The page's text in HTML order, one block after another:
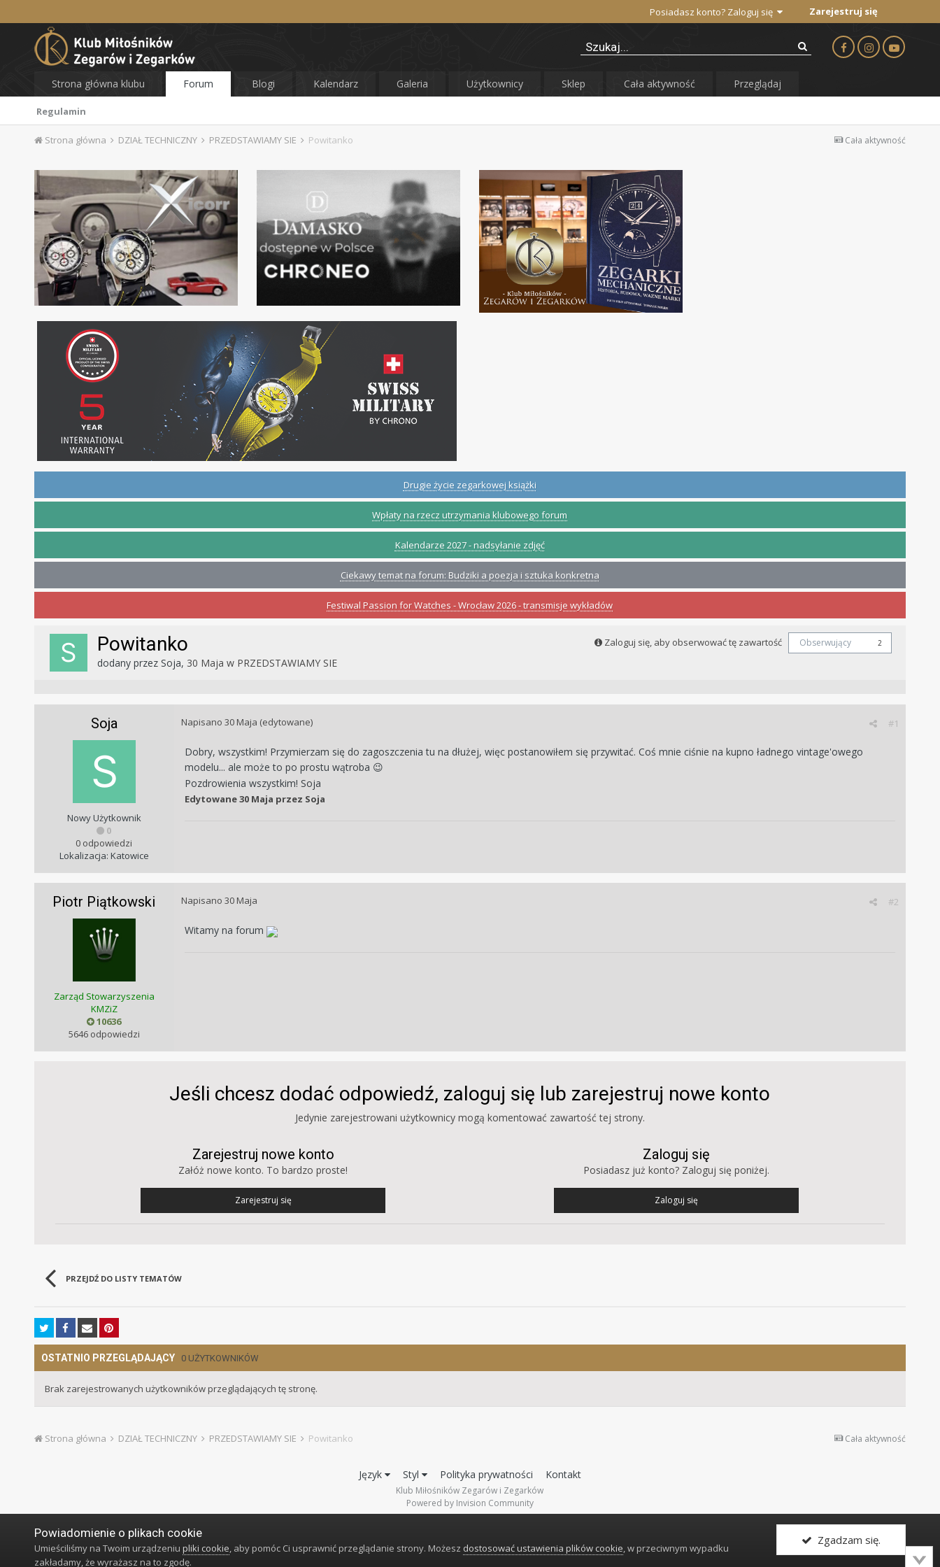
Posiadasz konto? Zaloguj się Zarejestruj się
Strona główna klubu Forum
Regulamin
Blogi Kalendarz Galeria Użytkownicy Sklep Cała aktywność Przeglądaj
Cała aktywność
Strona główna DZIAŁ TECHNICZNY PRZEDSTAWIAMY SIE Powitanko
Drugie życie zegarkowej książki
Wpłaty na rzecz utrzymania klubowego forum
Kalendarze 2027 - nadsyłanie zdjęć
Ciekawy temat na forum: Budziki a poezja i sztuka konkretna
Festiwal Passion for Watches - Wrocław 2026 - transmisje wykładów
Zaloguj się, aby obserwować tę zawartość Obserwujący 2
Powitanko
dodany przez Soja, 30 Maja w PRZEDSTAWIAMY SIE
Soja
Nowy Użytkownik
0
0 odpowiedzi
Lokalizacja: Katowice
#1
Napisano 30 Maja (edytowane)
Dobry, wszystkim! Przymierzam się do zagoszczenia tu na dłużej, więc postanowiłem się przywitać. Coś mnie ciśnie na kupno ładnego vintage'owego
modelu... ale może to po prostu wątroba 😉
Pozdrowienia wszystkim! Soja
Edytowane30 Maja przez Soja
Piotr Piątkowski
Zarząd Stowarzyszenia
KMZiZ
10636
5646 odpowiedzi
#2
Napisano 30 Maja
Witamy na forum
Jeśli chcesz dodać odpowiedź, zaloguj się lub zarejestruj nowe konto
Jedynie zarejestrowani użytkownicy mogą komentować zawartość tej strony.
Zarejestruj nowe konto
Załóż nowe konto. To bardzo proste!
Zarejestruj się
Zaloguj się
Posiadasz już konto? Zaloguj się poniżej.
Zaloguj się
PRZEJDŹ DO LISTY TEMATÓW
OSTATNIO PRZEGLĄDAJĄCY 0 UŻYTKOWNIKÓW
Brak zarejestrowanych użytkowników przeglądających tę stronę.
Cała aktywność
Strona główna DZIAŁ TECHNICZNY PRZEDSTAWIAMY SIE Powitanko
Język Styl Polityka prywatności Kontakt
Klub Miłośników Zegarów i Zegarków
Powered by Invision Community
Powiadomienie o plikach cookie
Umieściliśmy na Twoim urządzeniu pliki cookie, aby pomóc Ci usprawnić przeglądanie strony. Możesz dostosować ustawienia plików cookie, w przeciwnym wypadku
zakładamy, że wyrażasz na to zgodę.
Zgadzam się.